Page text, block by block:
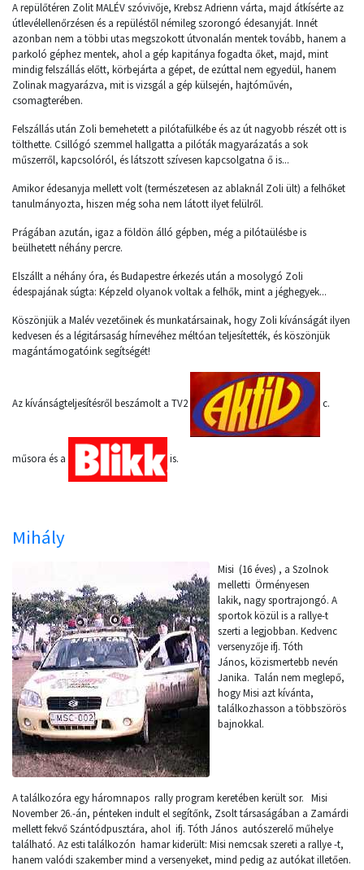
A repülőtéren Zolit MALÉV szóvivője, Krebsz Adrienn várta, majd átkísérte az
útlevélellenőrzésen és a repüléstől némileg szorongó édesanyját. Innét
azonban nem a többi utas megszokott útvonalán mentek tovább, hanem a
parkoló géphez mentek, ahol a gép kapitánya fogadta őket, majd, mint
mindig felszállás előtt, körbejárta a gépet, de ezúttal nem egyedül, hanem
Zolinak magyarázva, mit is vizsgál a gép külsején, hajtóművén,
csomagterében.
Felszállás után Zoli bemehetett a pilótafülkébe és az út nagyobb részét ott is
tölthette. Csillógó szemmel hallgatta a pilóták magyarázatás a sok
műszerről, kapcsolóról, és látszott szívesen kapcsolgatna ő is...
Amikor édesanyja mellett volt (természetesen az ablaknál Zoli ült) a felhőket
tanulmányozta, hiszen még soha nem látott ilyet felülről.
Prágában azután, igaz a földön álló gépben, még a pilótaülésbe is
beülhetett néhány percre.
Elszállt a néhány óra, és Budapestre érkezés után a mosolygó Zoli
édespajának súgta: Képzeld olyanok voltak a felhők, mint a jéghegyek...
Köszönjük a Malév vezetőinek és munkatársainak, hogy Zoli kívánságát ilyen
kedvesen és a légitársaság hírnevéhez méltóan teljesítették, és köszönjük
magántámogatóink segítségét!
Az kívánságteljesítésről beszámolt a TV2 c.
műsora és a is.
Mihály
Misi (16 éves) , a Szolnok
melletti Örményesen
lakik, nagy sportrajongó. A
sportok közül is a rallye-t
szerti a legjobban. Kedvenc
versenyzője ifj. Tóth
János, közismertebb nevén
Janika. Talán nem meglepő,
hogy Misi azt kívánta,
találkozhasson a többszörös
bajnokkal.
A találkozóra egy háromnapos rally program keretében került sor. Misi
November 26.-án, pénteken indult el segítőnk, Zsolt társaságában a Zamárdi
mellett fekvő Szántódpusztára, ahol ifj. Tóth János autószerelő műhelye
található. Az esti találkozón hamar kiderült: Misi nemcsak szereti a rallye -t,
hanem valódi szakember mind a versenyeket, mind pedig az autókat illetően.